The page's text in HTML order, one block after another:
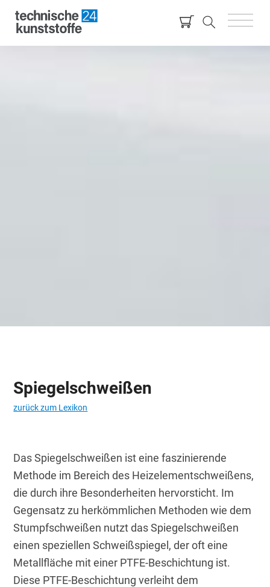
Spiegelschweißen
zurück zum Lexikon
Das Spiegelschweißen ist eine faszinierende
Methode im Bereich des Heizelementschweißens,
die durch ihre Besonderheiten hervorsticht. Im
Gegensatz zu herkömmlichen Methoden wie dem
Stumpfschweißen nutzt das Spiegelschweißen
einen speziellen Schweißspiegel, der oft eine
Metallfläche mit einer PTFE-Beschichtung ist.
Diese PTFE-Beschichtung verleiht dem